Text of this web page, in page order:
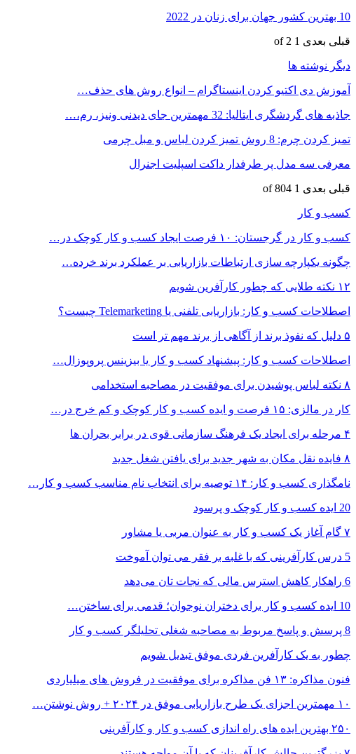
10 بهترین کشور جهان برای زنان در 2022
قبلی بعدی 1 of 2
دیگر نوشته ها
آموزش دی اکتیو کردن اینستاگرام – انواع روش های حذف…
جاذبه های گردشگری ایتالیا: 32 مهمترین جای دیدنی ونیز، رم،…
تمیز کردن چرم: 8 روش تمیز کردن لباس و مبل چرمی
معرفی سه مدل پر طرفدار داکت اسپلیت اجنرال
قبلی بعدی 1 of 804
کسب و کار
کسب و کار در گرجستان: ۱۰ فرصت ایجاد کسب و کار کوچک در…
چگونه یکپارچه سازی ارتباطات بازاریابی بر عملکرد برند خرده…
۱۲ نکته طلایی که چطور کارآفرین شویم
اصطلاحات کسب و کار: بازاریابی تلفنی یا Telemarketing چیست؟
۵ دلیل که نفوذ برند از آگاهی از برند مهم تر است
اصطلاحات کسب و کار: پیشنهاد کسب و کار یا بیزینس پروپوزال…
۸ نکته‌ لباس پوشیدن برای موفقیت در مصاحبه استخدامی
کار در مالزی: ۱۵ فرصت و ایده کسب و کار کوچک و کم خرج در…
۴ مرحله برای ایجاد یک فرهنگ سازمانی قوی در برابر بحران ها
۸ فایده نقل مکان به شهر جدید برای یافتن شغل جدید
نامگذاری کسب و کار: ۱۴ توصیه برای انتخاب نام مناسب کسب و کار…
20 ایده کسب و کار کوچک و پرسود
۷ گام آغاز یک کسب و کار به عنوان مربی یا مشاور
5 درس کارآفرینی که با غلبه بر فقر می توان آموخت
6 راهکار کاهش استرس مالی که نجات تان می‌دهد
10 ایده کسب و کار برای دختران نوجوان؛ قدمی برای ساختن…
8 پرسش و پاسخ مربوط به مصاحبه شغلی تحلیلگر کسب و کار
چطور به یک کارآفرین فردی موفق تبدیل شویم
فنون مذاکره: ۱۳ فن مذاکره برای موفقیت در فروش های میلیاردی
۱۰ مهمترین اجزای یک طرح بازاریابی موفق در ۲۰۲۴ + روش نوشتن…
۲۵۰ بهترین ایده های راه اندازی کسب و کار و کارآفرینی